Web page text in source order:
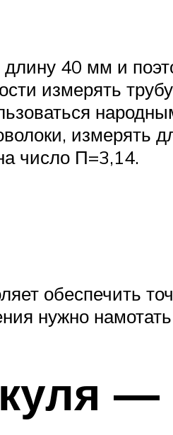
40 мм и
измерять
измерять
число Π=3,14.
обеспечить
нужно
—